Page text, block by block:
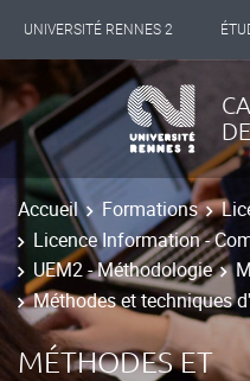
UNIVERSITÉ RENNES 2
INTERNATIONAL
LES NOUVELLES DE RENNES 2
Accueil Formations
Licence Information -
UEM2 - Méthodologie
Méthodes et techniques
MÉTHODES ET